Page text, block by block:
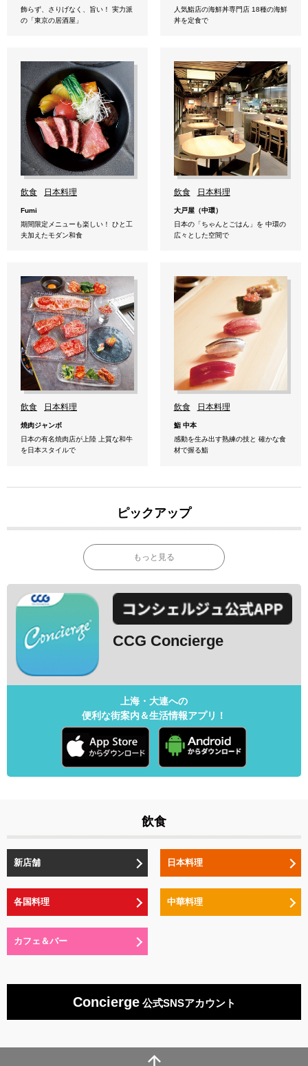
飾らず、さりげなく、旨い！ 実力派
の「東京の居酒屋」
人気鮨店の海鮮丼専門店 18種の海鮮
丼を定食で
飲食 日本料理
Fumi
期間限定メニューも楽しい！ ひと工
夫加えたモダン和食
飲食 日本料理
大戸屋（中環）
日本の「ちゃんとごはん」を 中環の
広々とした空間で
飲食 日本料理
焼肉ジャンボ
日本の有名焼肉店が上陸 上質な和牛
を日本スタイルで
飲食 日本料理
鮨 中本
感動を生み出す熟練の技と 確かな食
材で握る鮨
ピックアップ
もっと見る
CCG Concierge
上海・大連への
便利な街案内＆生活情報アプリ！
飲食
新店舗 日本料理
各国料理 中華料理
カフェ＆バー
Concierge公式SNSアカウント